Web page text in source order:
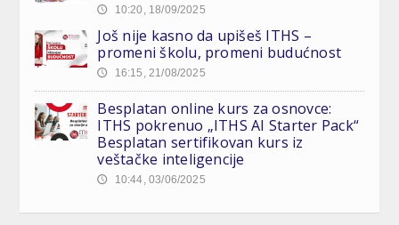
🕔 10:20, 18/09/2025
Još nije kasno da upišeš ITHS –
promeni školu, promeni budućnost
🕔 16:15, 21/08/2025
Besplatan online kurs za osnovce:
ITHS pokrenuo „ITHS AI Starter Pack“
Besplatan sertifikovan kurs iz
veštačke inteligencije
🕔 10:44, 03/06/2025